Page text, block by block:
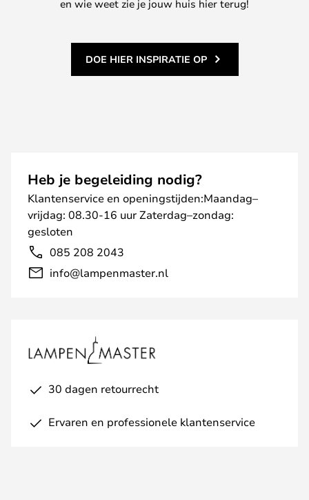
en wie weet zie je jouw huis hier terug!
DOE HIER INSPIRATIE OP
Heb je begeleiding nodig?
Klantenservice en openingstijden:Maandag–
vrijdag: 08.30-16 uur Zaterdag–zondag:
gesloten
085 208 2043
info@lampenmaster.nl
30 dagen retourrecht
Ervaren en professionele klantenservice